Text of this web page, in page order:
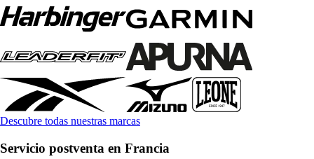
Descubre todas nuestras marcas
Servicio postventa en Francia